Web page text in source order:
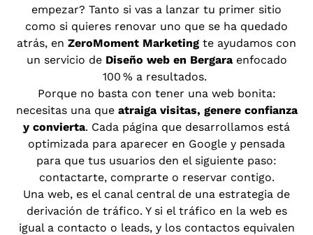
empezar? Tanto si vas a lanzar tu primer sitio
como si quieres renovar uno que se ha quedado
atrás, en ZeroMoment Marketing te ayudamos con
un servicio de Diseño web en Bergaraenfocado
100 % a resultados.
Porque no basta con tener una web bonita:
necesitas una que atraiga visitas, genere confianza
y convierta. Cada página que desarrollamos está
optimizada para aparecer en Google y pensada
para que tus usuarios den el siguiente paso:
contactarte, comprarte o reservar contigo.
Una web, es el canal central de una estrategia de
derivación de tráfico. Y si el tráfico en la web es
igual a contacto o leads, y los contactos equivalen